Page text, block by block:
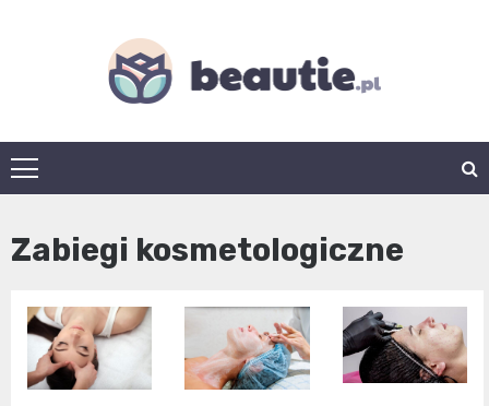
beautie.pl
Zabiegi kosmetologiczne